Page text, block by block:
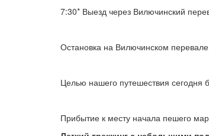
7:30* Выезд через Вилючинский
Остановка на Вилючинском
Целью нашего путешествия сегодня
Прибытие к месту начала пешего